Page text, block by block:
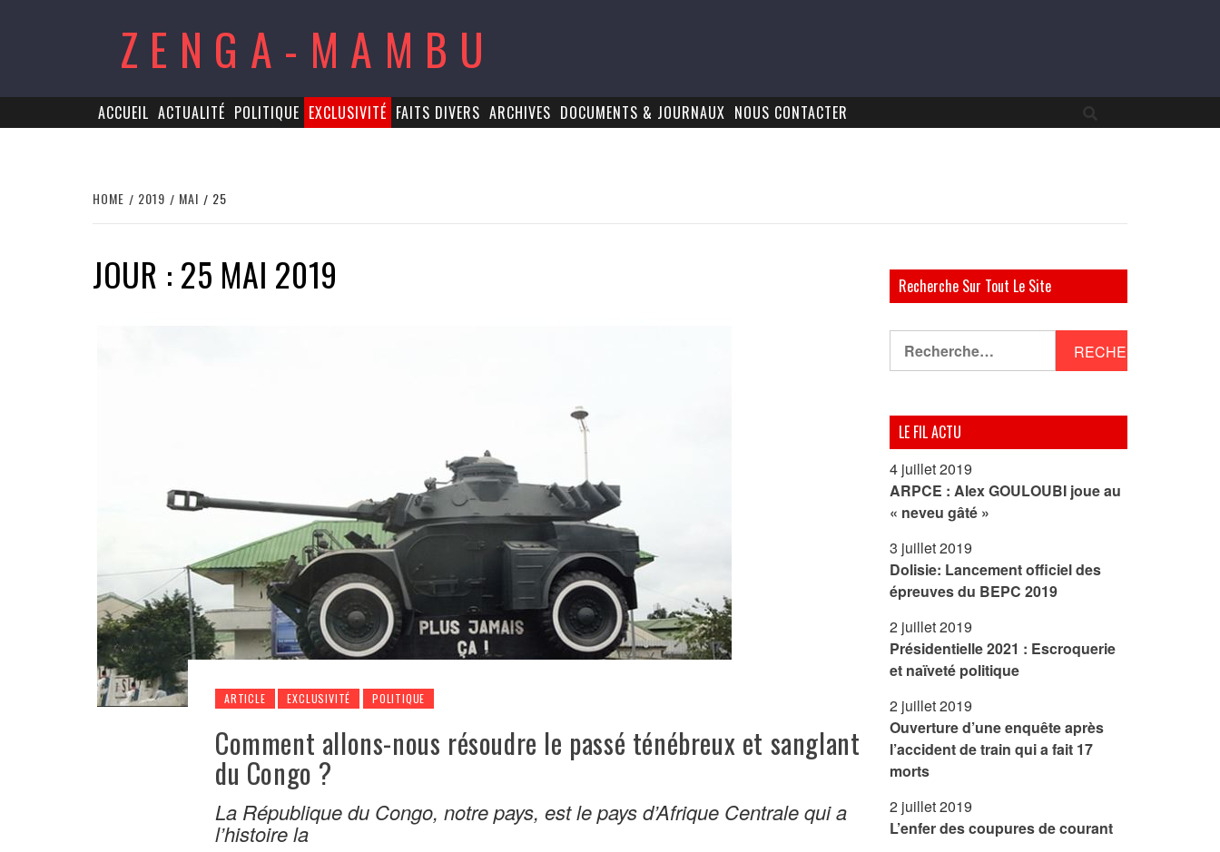
ZENGA-MAMBU
ACCUEIL ACTUALITÉ POLITIQUE EXCLUSIVITÉ FAITS DIVERS ARCHIVES DOCUMENTS & JOURNAUX NOUS CONTACTER
HOME 2019 MAI 25
JOUR : 25 MAI 2019
ARTICLE EXCLUSIVITÉ POLITIQUE
Comment allons-nous résoudre le passé ténébreux et sanglant
du Congo ?
La République du Congo, notre pays, est le pays d’Afrique Centrale qui a
l’histoire la
Recherche Sur Tout Le Site
LE FIL ACTU
4 juillet 2019
ARPCE : Alex GOULOUBI joue au
« neveu gâté »
3 juillet 2019
Dolisie: Lancement officiel des
épreuves du BEPC 2019
2 juillet 2019
Présidentielle 2021 : Escroquerie
et naïveté politique
2 juillet 2019
Ouverture d’une enquête après
l’accident de train qui a fait 17
morts
2 juillet 2019
L’enfer des coupures de courant